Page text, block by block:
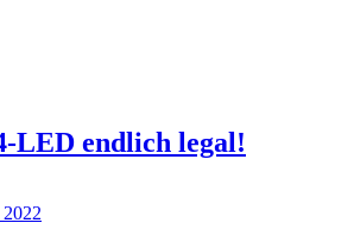
LED endlich legal!